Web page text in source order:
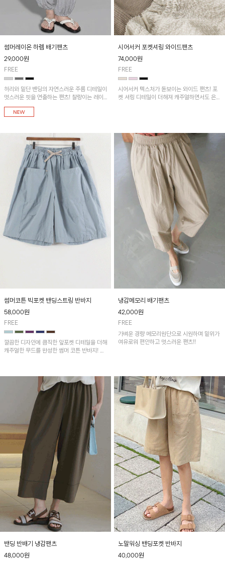
썸머레이온 하렘 배기팬츠
29,000원
FREE
허리와 밑단 밴딩의 자연스러운 주름 디테일이
멋스러운 핏을 연출하는 팬츠! 찰랑이는 레이
온 소재로 가볍고 시원하게 착용되며, 여유로
운 실루엣으로 활동성이 좋아 데일리 하게 즐
시어서커 포켓셔링 와이드팬츠
74,000원
FREE
시어서커 텍스처가 돋보이는 와이드 팬츠! 포
켓 셔링 디테일이 더해져 캐주얼하면서도 은은
썸머코튼 빅포켓 밴딩스트링 반바지
58,000원
FREE
깔끔한 디자인에 큼직한 앞포켓 디테일을 더해
캐주얼한 무드를 완성한 썸머 코튼 반바지! 허
일리 하게 활용하기 좋아요~
냉감메모리 배기팬츠
42,000원
FREE
가벼운 경량 메모리원단으로 시원하며 밑위가
여유로워 편안하고 멋스러운 팬츠!!
밴딩 반배기 냉감팬츠
48,000원
노말워싱 밴딩포켓 반바지
40,000원